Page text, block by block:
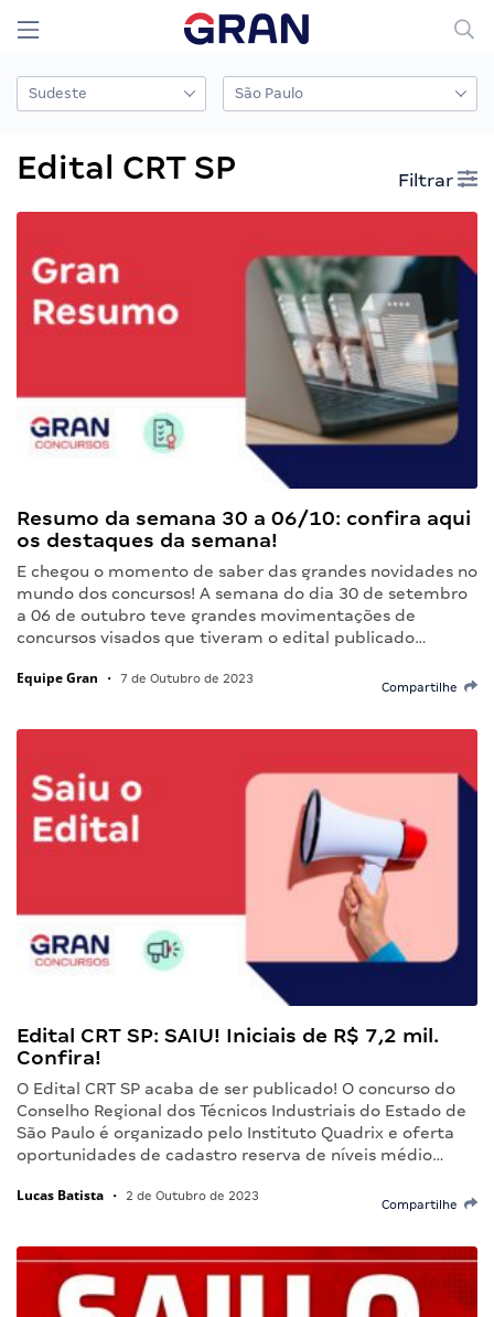
Edital CRT SP Filtrar
Resumo da semana 30 a 06/10: confira aqui
os destaques da semana!
E chegou o momento de saber das grandes novidades no
mundo dos concursos! A semana do dia 30 de setembro
a 06 de outubro teve grandes movimentações de
concursos visados que tiveram o edital publicado…
Equipe Gran • 7 de Outubro de 2023
Compartilhe
Edital CRT SP: SAIU! Iniciais de R$ 7,2 mil.
Confira!
O Edital CRT SP acaba de ser publicado! O concurso do
Conselho Regional dos Técnicos Industriais do Estado de
São Paulo é organizado pelo Instituto Quadrix e oferta
oportunidades de cadastro reserva de níveis médio…
Lucas Batista • 2 de Outubro de 2023
Compartilhe